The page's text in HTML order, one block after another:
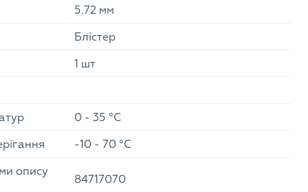
5.72 мм
Блістер
1 шт
0 - 35 °C
-10 - 70 °C
опису
84717070